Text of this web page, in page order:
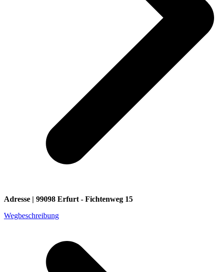
Adresse | 99098 Erfurt - Fichtenweg 15
Wegbeschreibung